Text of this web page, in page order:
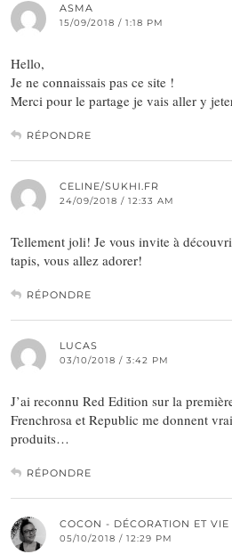
ASMA
15/09/2018 / 1:18 PM
Hello,
Je ne connaissais pas ce site !
Merci pour le partage je vais aller y
RÉPONDRE
CELINE/SUKHI.FR
24/09/2018 / 12:33 AM
Tellement joli! Je vous invite à
tapis, vous allez adorer!
RÉPONDRE
LUCAS
03/10/2018 / 3:42 PM
J’ai reconnu Red Edition sur la
Frenchrosa et Republic me donnent
produits…
RÉPONDRE
COCON - DÉCORATION ET
05/10/2018 / 12:29 PM